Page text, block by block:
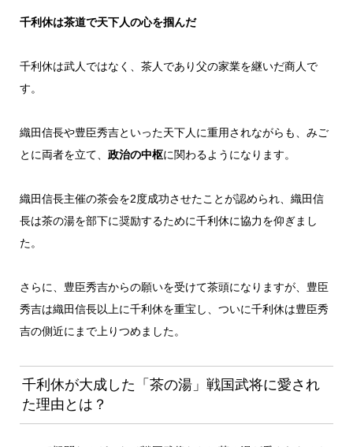
千利休は茶道で天下人の心を掴んだ
千利休は武人ではなく、茶人であり父の家業を継いだ商人で
す。
織田信長や豊臣秀吉といった天下人に重用されながらも、みご
とに両者を立て、 政治の中枢に関わるようになります。
織田信長主催の茶会を2度成功させたことが認められ、織田信
長は茶の湯を部下に奨励するために千利休に協力を仰ぎまし
た。
さらに、豊臣秀吉からの願いを受けて茶頭になりますが、豊臣
秀吉は織田信長以上に千利休を重宝し、ついに千利休は豊臣秀
吉の側近にまで上りつめました。
千利休が大成した「茶の湯」戦国武将に愛され
た理由とは？